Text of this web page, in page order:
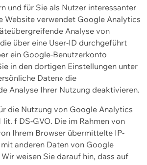
und für Sie als Nutzer interessanter
Website verwendet Google Analytics
Analyse von
über eine User-ID durchgeführt
ein Google-Benutzerkonto
in den dortigen Einstellungen unter
Daten» die
Analyse Ihrer Nutzung deaktivieren.
die Nutzung von Google Analytics
lit. f DS-GVO. Die im Rahmen von
Ihrem Browser übermittelte IP-
anderen Daten von Google
weisen Sie darauf hin, dass auf